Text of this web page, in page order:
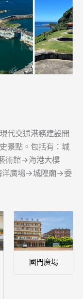
代交通港務建設開
景點。包括有：城
術館→海港大樓
洋廣場→城隍廟→委
國門廣場